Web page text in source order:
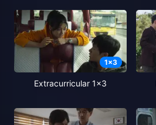
1x3
Extracurricular 1x3